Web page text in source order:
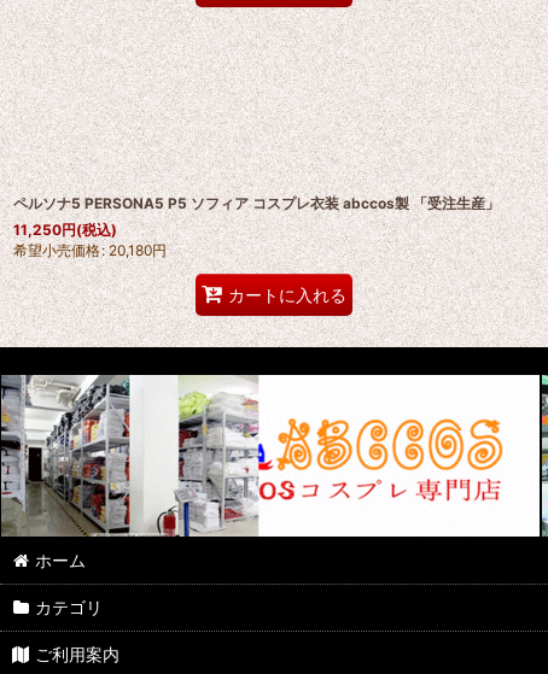
ペルソナ5 PERSONA5 P5 ソフィア コスプレ衣装 abccos製 「受注生産」
11,250円(税込)
希望小売価格: 20,180円
カートに入れる
ホーム
カテゴリ
ご利用案内